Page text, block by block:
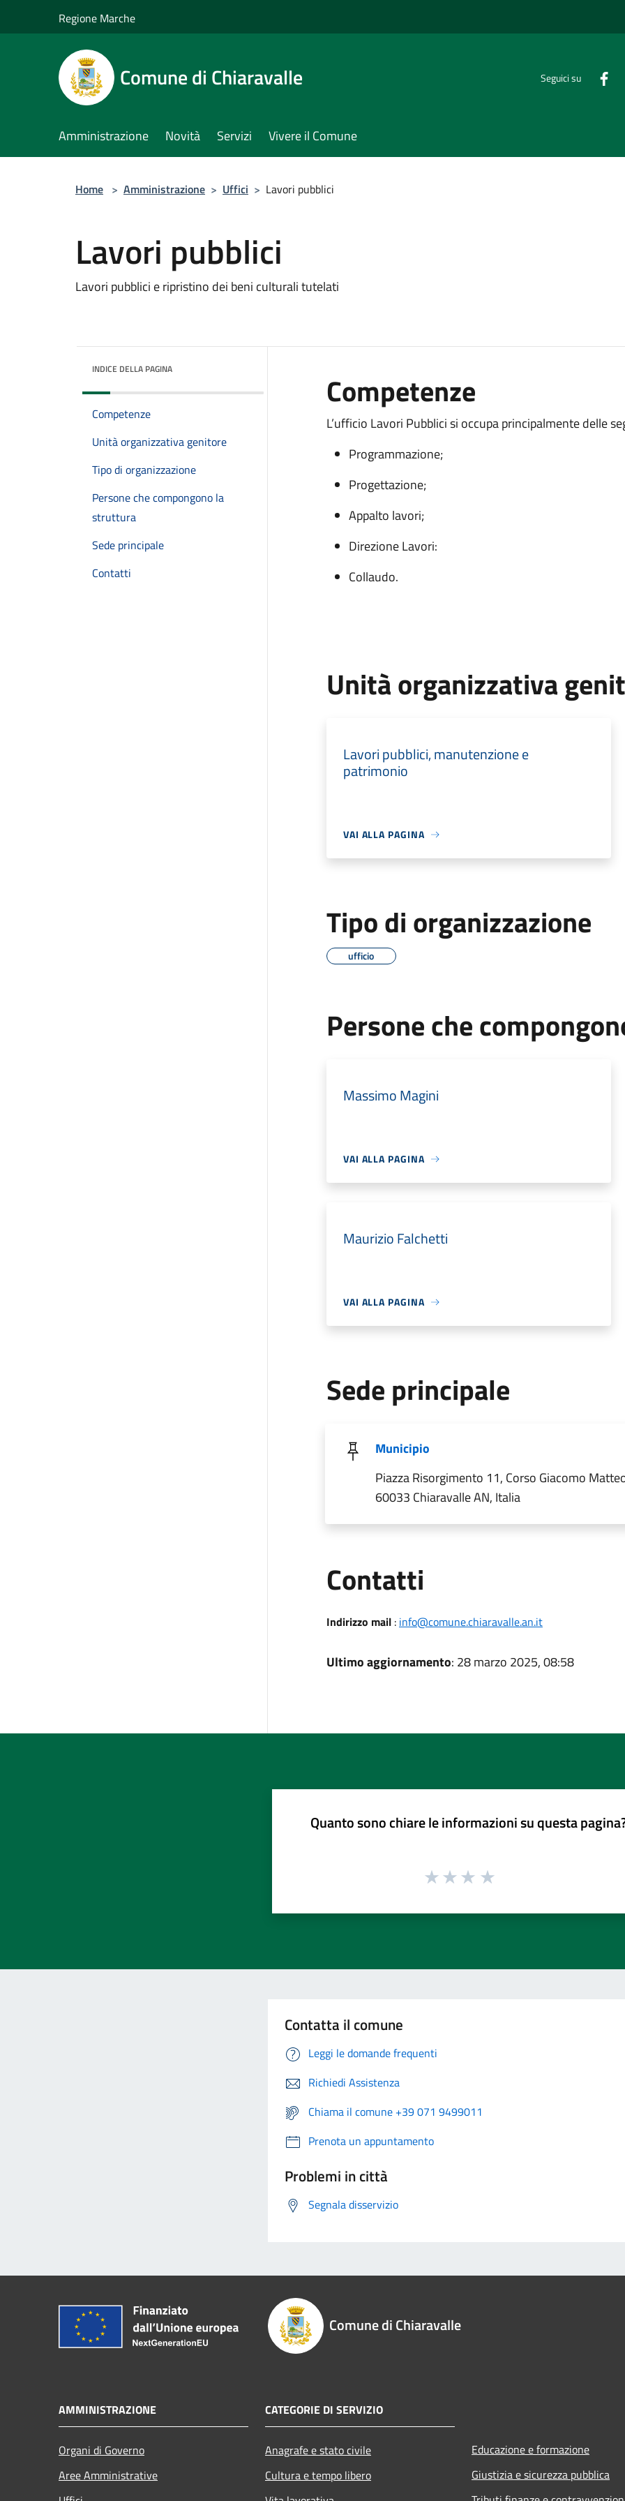
Regione Marche
Comune di Chiaravalle Seguici su
Amministrazione Novità Servizi Vivere il Comune
Home > Amministrazione > Uffici > Lavori pubblici
Lavori pubblici
Lavori pubblici e ripristino dei beni culturali tutelati
INDICE DELLA PAGINA
Competenze
Unità organizzativa genitore
Tipo di organizzazione
Persone che compongono la
struttura
Sede principale
Contatti
Competenze
L’ufficio Lavori Pubblici si occupa principalmente delle
Programmazione;
Progettazione;
Appalto lavori;
Direzione Lavori:
Collaudo.
Unità organizzativa
Lavori pubblici, manutenzione e
patrimonio
VAI ALLA PAGINA
Tipo di organizzazione
ufficio
Persone che
Massimo Magini
VAI ALLA PAGINA
Maurizio Falchetti
VAI ALLA PAGINA
Sede principale
Municipio
Piazza Risorgimento 11, Corso Giacomo
60033 Chiaravalle AN, Italia
Contatti
Indirizzo mail: info@comune.chiaravalle.an.it
Ultimo aggiornamento: 28 marzo 2025, 08:58
Quanto sono chiare le informazioni su questa
Contatta il comune
Leggi le domande frequenti
Richiedi Assistenza
Chiama il comune +39 071 9499011
Prenota un appuntamento
Problemi in città
Segnala disservizio
Comune di Chiaravalle
AMMINISTRAZIONE
Organi di Governo
Aree Amministrative
CATEGORIE DI SERVIZIO
Anagrafe e stato civile
Cultura e tempo libero
Educazione e formazione
Giustizia e sicurezza pubblica